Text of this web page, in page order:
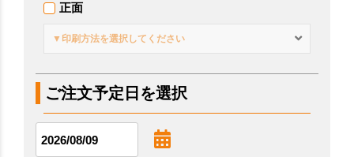
正面
▼印刷方法を選択してください
ご注文予定日を選択